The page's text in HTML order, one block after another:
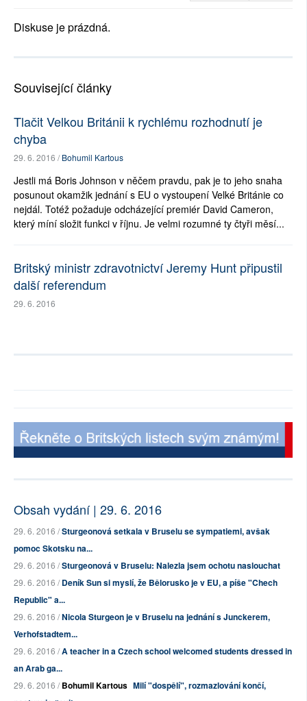
Diskuse je prázdná.
Související články
Tlačit Velkou Británii k rychlému rozhodnutí je
chyba
29. 6. 2016 /Bohumil Kartous
Jestli má Boris Johnson v něčem pravdu, pak je to jeho snaha
posunout okamžik jednání s EU o vystoupení Velké Británie co
nejdál. Totéž požaduje odcházející premiér David Cameron,
který míní složit funkci v říjnu. Je velmi rozumné ty čtyři měsí...
Britský ministr zdravotnictví Jeremy Hunt připustil
další referendum
29. 6. 2016
Obsah vydání | 29. 6. 2016
29. 6. 2016 /Sturgeonová setkala v Bruselu se sympatiemi, avšak
pomoc Skotsku na...
29. 6. 2016 /Sturgeonová v Bruselu: Nalezla jsem ochotu naslouchat
29. 6. 2016 /Deník Sun si myslí, že Bělorusko je v EU, a píše "Chech
Republic" a...
29. 6. 2016 /Nicola Sturgeon je v Bruselu na jednání s Junckerem,
Verhofstadtem...
29. 6. 2016 /A teacher in a Czech school welcomed students dressed in
an Arab ga...
29. 6. 2016 /Bohumil Kartous Milí "dospělí", rozmazlování končí,